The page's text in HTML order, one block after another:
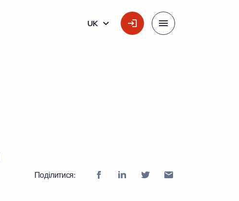
UK
УКРАЇНСЬКА
Поділитися: